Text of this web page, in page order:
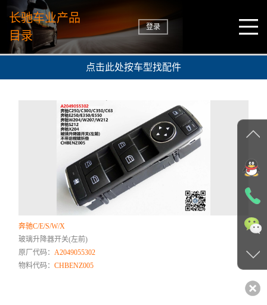
长驰车业产品
目录
登录
点击此处按车型找配件
奔驰C/E/S/W/X
玻璃升降器开关(左前)
原厂代码：A2049055302
物料代码：CHBENZ005